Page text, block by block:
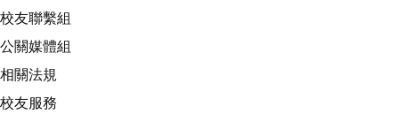
校友聯繫組
公關媒體組
相關法規
校友服務